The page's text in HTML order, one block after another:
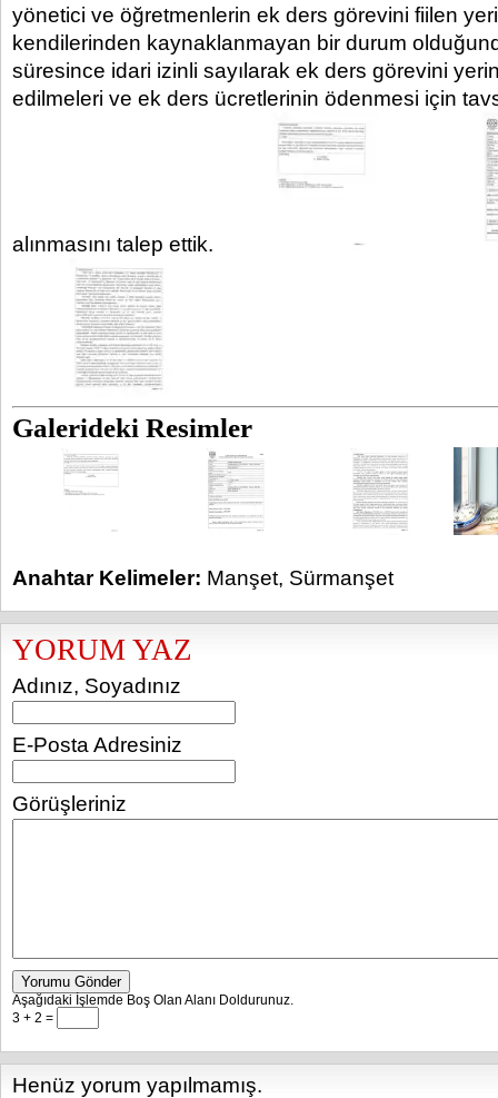
yönetici ve öğretmenlerin ek ders görevini fiilen
kendilerinden kaynaklanmayan bir durum
süresince idari izinli sayılarak ek ders görevini
edilmeleri ve ek ders ücretlerinin ödenmesi için
alınmasını talep ettik.
Galerideki Resimler
Anahtar Kelimeler: Manşet, Sürmanşet
YORUM YAZ
Adınız, Soyadınız
E-Posta Adresiniz
Görüşleriniz
Yorumu Gönder
Aşağıdaki İşlemde Boş Olan Alanı Doldurunuz.
3 + 2 =
Henüz yorum yapılmamış.